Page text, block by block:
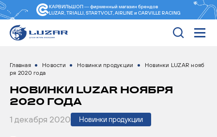
КАРВИЛЬШОП — фирменный магазин брендов
LUZAR, TRIALLI, STARTVOLT, AIRLINE и CARVILLE RACING
Главная Новости Новинки продукции
Новинки LUZAR нояб
ря 2020 года
НОВИНКИ LUZAR НОЯБРЯ
2020 ГОДА
1 декабря 2020 Новинки продукции